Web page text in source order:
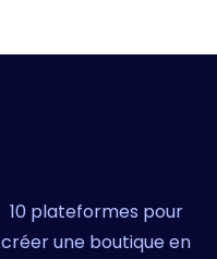
10 plateformes pour
créer une boutique en